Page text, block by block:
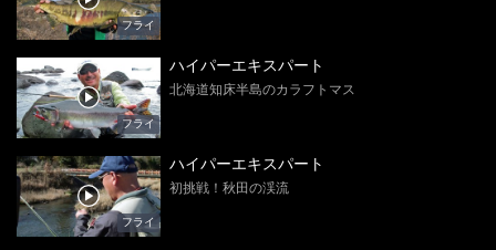
フライ
フライ
ハイパーエキスパート
北海道知床半島のカラフトマス
フライ
ハイパーエキスパート
初挑戦！秋田の渓流